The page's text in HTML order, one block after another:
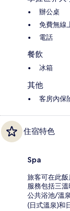
辦公桌
免費無線
電話
餐飲
冰箱
其他
客房內保
住宿特色
Spa
旅客可在此
服務包括三溫
公共浴池/溫
(日式溫泉)和